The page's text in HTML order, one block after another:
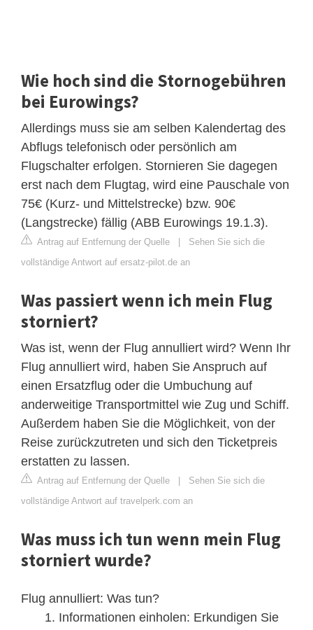
Wie hoch sind die Stornogebühren
bei Eurowings?
Allerdings muss sie am selben Kalendertag des
Abflugs telefonisch oder persönlich am
Flugschalter erfolgen. Stornieren Sie dagegen
erst nach dem Flugtag, wird eine Pauschale von
75€ (Kurz- und Mittelstrecke) bzw. 90€
(Langstrecke) fällig (ABB Eurowings 19.1.3).
Antrag auf Entfernung der Quelle | Sehen Sie sich die
vollständige Antwort auf ersatz-pilot.de an
Was passiert wenn ich mein Flug
storniert?
Was ist, wenn der Flug annulliert wird? Wenn Ihr
Flug annulliert wird, haben Sie Anspruch auf
einen Ersatzflug oder die Umbuchung auf
anderweitige Transportmittel wie Zug und Schiff.
Außerdem haben Sie die Möglichkeit, von der
Reise zurückzutreten und sich den Ticketpreis
erstatten zu lassen.
Antrag auf Entfernung der Quelle | Sehen Sie sich die
vollständige Antwort auf travelperk.com an
Was muss ich tun wenn mein Flug
storniert wurde?
Flug annulliert: Was tun?
Informationen einholen: Erkundigen Sie